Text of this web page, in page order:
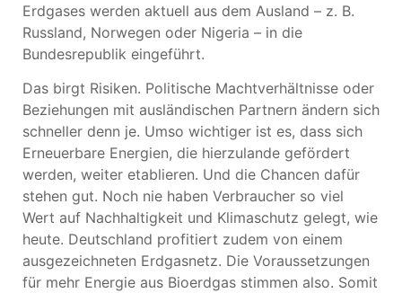
Erdgases werden aktuell aus dem Ausland – z. B.
Russland, Norwegen oder Nigeria – in die
Bundesrepublik eingeführt.
Das birgt Risiken. Politische Machtverhältnisse oder
Beziehungen mit ausländischen Partnern ändern sich
schneller denn je. Umso wichtiger ist es, dass sich
Erneuerbare Energien, die hierzulande gefördert
werden, weiter etablieren. Und die Chancen dafür
stehen gut. Noch nie haben Verbraucher so viel
Wert auf Nachhaltigkeit und Klimaschutz gelegt, wie
heute. Deutschland profitiert zudem von einem
ausgezeichneten Erdgasnetz. Die Voraussetzungen
für mehr Energie aus Bioerdgas stimmen also. Somit